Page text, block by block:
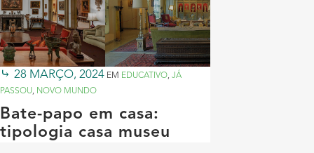
28 MARÇO, 2024 EM EDUCATIVO, JÁ
PASSOU, NOVO MUNDO
Bate-papo em casa:
tipologia casa museu